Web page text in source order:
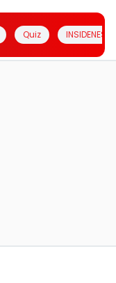
Quiz INSIDENESIA